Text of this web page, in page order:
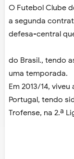
O Futebol Clube
a segunda
defesa-central
do Brasil., tendo
uma temporada.
Em 2013/14,
Portugal, tendo
Trofense, na 2.ª